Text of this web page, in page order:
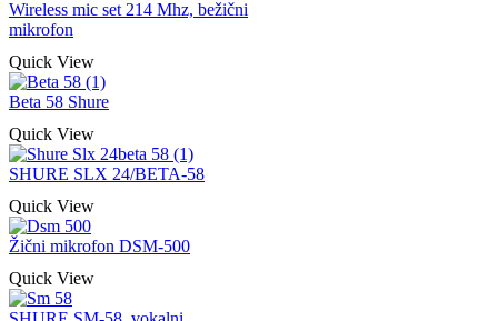
Wireless mic set 214 Mhz, bežični
mikrofon
Quick View
Beta 58 Shure
Quick View
SHURE SLX 24/BETA-58
Quick View
Žični mikrofon DSM-500
Quick View